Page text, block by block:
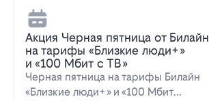
Акция Черная пятница от Билайн
на тарифы «Близкие люди+»
и «100 Мбит с ТВ»
Черная пятница на тарифы Билайн
«Близкие люди+» и «100 Мбит